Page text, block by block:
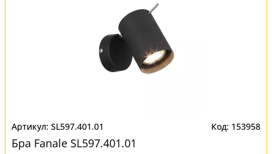
SL597.401.01 153958
Бра Fanale SL597.401.01